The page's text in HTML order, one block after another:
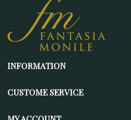
INFORMATION
CUSTOME SERVICE